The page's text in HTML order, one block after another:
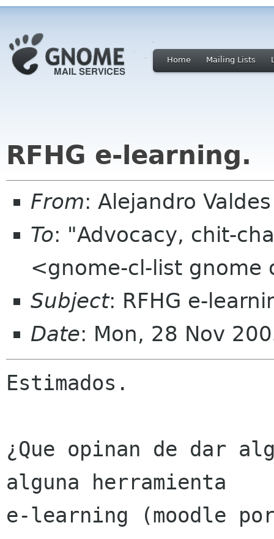
Home Mailing Lists
RFHG e-learning.
From: Alejandro
To: "Advocacy, chit-
<gnome-cl-list gnome
Subject: RFHG e-
Date: Mon, 28 Nov
Estimados.
¿Que opinan de dar
alguna herramienta
e-learning (moodle